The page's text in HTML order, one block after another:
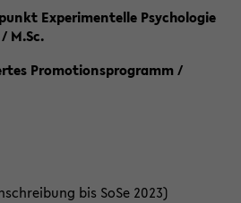
Experimentelle Psychologie
M.Sc.
Promotionsprogramm /
bis SoSe 2023)